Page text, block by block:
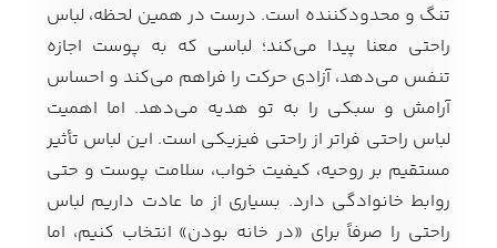
کفش مردانه شال و کلاه مردانه چتر مردانه
لباس زیر و راحتی
مردانه
لباس زیر مردانه لباس راحتی مردانه
تنگ و محدودکننده است. درست در همین لحظه، لباس
راحتی معنا پیدا می‌کند؛ لباسی که به پوست اجازه
تنفس می‌دهد، آزادی حرکت را فراهم می‌کند و احساس
آرامش و سبکی را به تو هدیه می‌دهد. اما اهمیت
لباس راحتی فراتر از راحتی فیزیکی است. این لباس تأثیر
مستقیم بر روحیه، کیفیت خواب، سلامت پوست و حتی
روابط خانوادگی دارد. بسیاری از ما عادت داریم لباس
راحتی را صرفاً برای «در خانه بودن» انتخاب کنیم، اما